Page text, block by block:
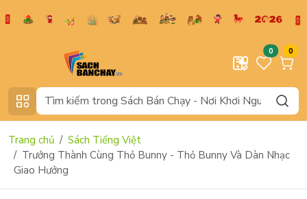
0 0
Trang chủ
Sách Tiếng Việt
Trưởng Thành Cùng Thỏ Bunny - Thỏ Bunny Và Dàn Nhạc
Giao Hưởng